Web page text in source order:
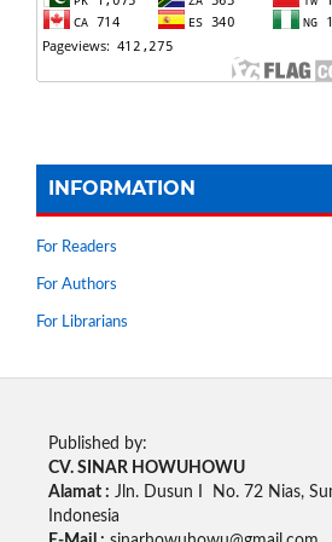
INFORMATION
For Readers
For Authors
For Librarians
Published by:
CV. SINAR HOWUHOWU
Alamat : Jln. Dusun I No. 72 Nias,
Indonesia